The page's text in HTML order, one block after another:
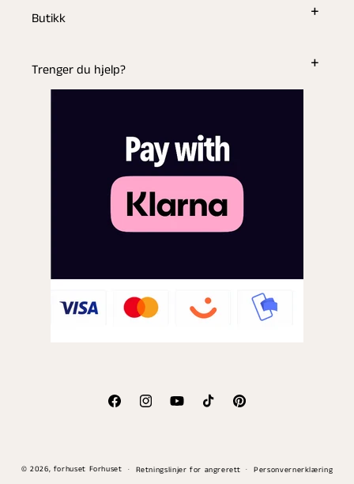
Butikk
Trenger du hjelp?
FacebookInstagramYouTubeTikTok Pinterest
© 2026, forhuset Forhuset Retningslinjer for angrerett Personvernerklæring